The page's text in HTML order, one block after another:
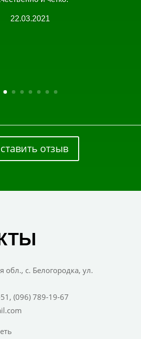
22.03.2021
отзыв
обл., с. Белогородка, ул.
(096) 789-19-67